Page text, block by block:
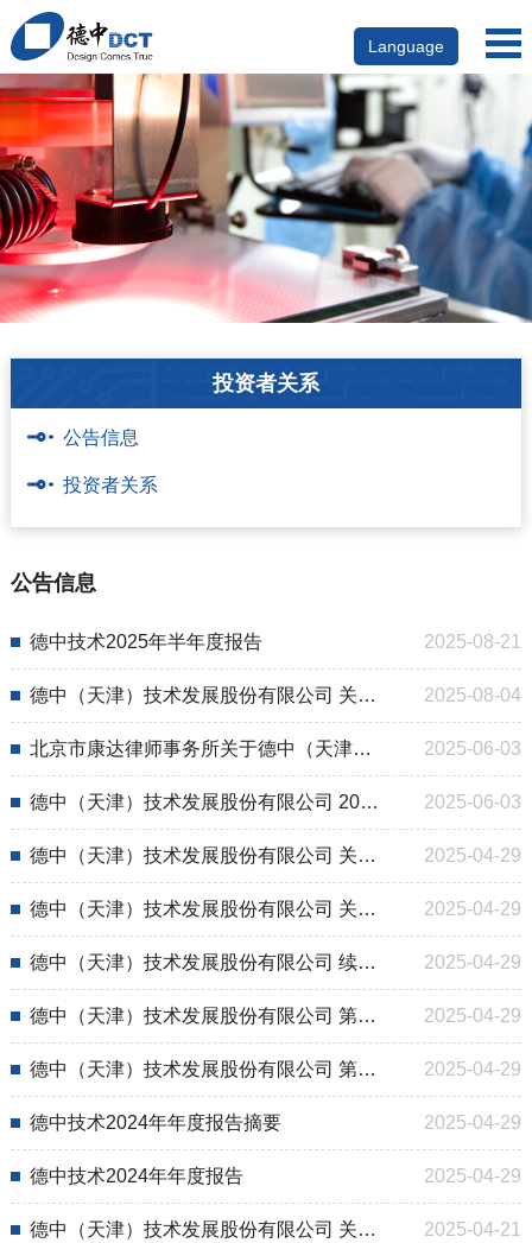
Language
投资者关系
公告信息
投资者关系
公告信息
德中技术2025年半年度报告 2025-08-21
德中（天津）技术发展股份有限公司 关于核心员工辞职的公告 2025-08-04
北京市康达律师事务所关于德中（天津）技术发展股份有限公司2024年年度股东大会的法律意见书 2025-06-03
德中（天津）技术发展股份有限公司 2024 年年度股东会会议决议公告 2025-06-03
德中（天津）技术发展股份有限公司 关于召开2024年年度股东大会通知公告 2025-04-29
德中（天津）技术发展股份有限公司 关于预计2025年日常性关联交易的公告 2025-04-29
德中（天津）技术发展股份有限公司 续聘2024年度会计师事务所公告 2025-04-29
德中（天津）技术发展股份有限公司 第三届监事会第十三次会议决议公告 2025-04-29
德中（天津）技术发展股份有限公司 第三届董事会第十八次会议决议公告 2025-04-29
德中技术2024年年度报告摘要 2025-04-29
德中技术2024年年度报告 2025-04-29
德中（天津）技术发展股份有限公司 关于延期披露 2024年年度报告的提示性公告 2025-04-21